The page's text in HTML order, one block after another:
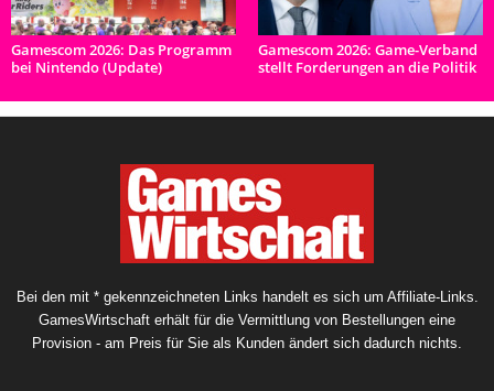
Gamescom 2026: Das Programm
bei Nintendo (Update)
Gamescom 2026: Game-Verband
stellt Forderungen an die Politik
Bei den mit * gekennzeichneten Links handelt es sich um Affiliate-Links.
GamesWirtschaft erhält für die Vermittlung von Bestellungen eine
Provision - am Preis für Sie als Kunden ändert sich dadurch nichts.